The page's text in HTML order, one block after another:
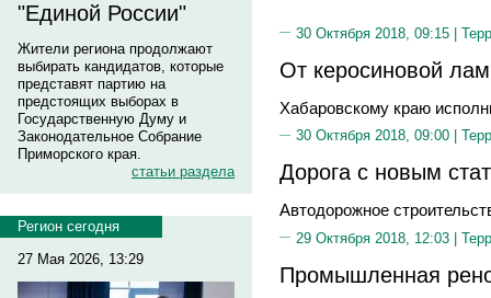
"Единой России"
Жители региона продолжают
выбирать кандидатов, которые
представят партию на
предстоящих выборах в
Государственную Думу и
Законодательное Собрание
Приморского края.
статьи раздела
Регион сегодня
27 Мая 2026, 13:29
30 Октября 2018, 09:15 |
От керосиновой
Хабаровскому краю
30 Октября 2018, 09:00 |
Дорога с новым
Автодорожное
29 Октября 2018, 12:03 |
Промышленная